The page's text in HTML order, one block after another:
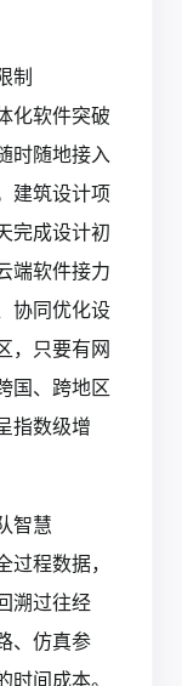
制
化软件突破
时随地接入
建筑设计项
完成设计初
端软件接力
协同优化设
，只要有网
国、跨地区
指数级增
智慧
程数据，
溯过往经
、仿真参
间成本。